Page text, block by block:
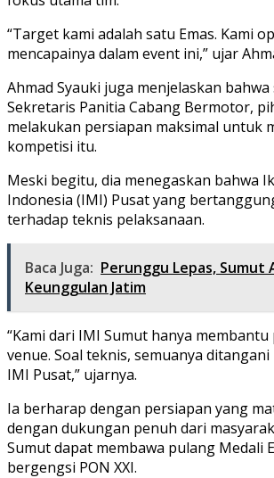
“Target kami adalah satu Emas. Kami
mencapainya dalam event ini,” ujar
Ahmad Syauki juga menjelaskan bahwa
Sekretaris Panitia Cabang Bermotor,
melakukan persiapan maksimal untuk
kompetisi itu.
Meski begitu, dia menegaskan bahwa
Indonesia (IMI) Pusat yang
terhadap teknis pelaksanaan.
Baca Juga: Perunggu Lepas, Sumut
Keunggulan Jatim
“Kami dari IMI Sumut hanya
venue. Soal teknis, semuanya
IMI Pusat,” ujarnya.
Ia berharap dengan persiapan yang
dengan dukungan penuh dari
Sumut dapat membawa pulang Medali
bergengsi PON XXI.